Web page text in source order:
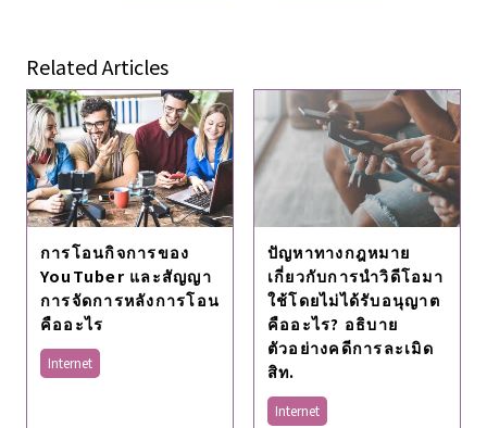
Related Articles
การโอนกิจการของ
YouTuber และสัญญา
การจัดการหลังการโอน
คืออะไร
Internet
ปัญหาทางกฎหมาย
เกี่ยวกับการนำวิดีโอมา
ใช้โดยไม่ได้รับอนุญาต
คืออะไร? อธิบาย
ตัวอย่างคดีการละเมิด
สิท.
Internet